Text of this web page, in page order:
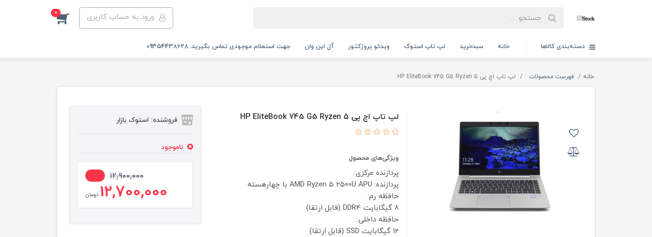
ورود به حساب کاربری 0
دسته‌بندی کالاها خانه سبدخرید لپ تاپ استوک ویدئو پروژکتور آل این وان جهت استعلام موجودی تماس بگیرید. 09354438628
خانه فهرست محصولات لپ تاپ اچ پی HP EliteBook 745 G5 Ryzen 5
لپ تاپ اچ پی HP EliteBook 745 G5 Ryzen 5
ویژگی‌های محصول
پردازنده مرکزی:
پردازنده: AMD Ryzen 5 2500U APU با چهارهسته
حافظه رم:
8 گیگابایت DDR4 (قابل ارتقا)
حافظه داخلی::
12 گیگابایت SSD (قابل ارتقا)
فروشنده: استوک بازار
ناموجود
12,900,000
12,700,000 تومان